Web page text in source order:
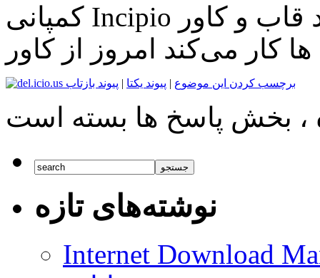
کمپانی Incipio که سال ها است بر روی تولید قاب و کاور
کار می‌کند امروز از کاور
برچسب کردن این موضوع | پیوند یکتا | پیوند بازتاب
نوشته‌های تازه
Internet Download